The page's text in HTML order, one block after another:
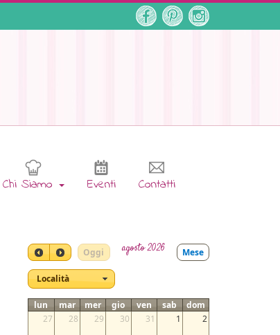
Chi Siamo Eventi Contatti
Oggi Mese
agosto 2026
Località
lun mar mer gio ven sab
dom
27
28 29 30 31 1 2